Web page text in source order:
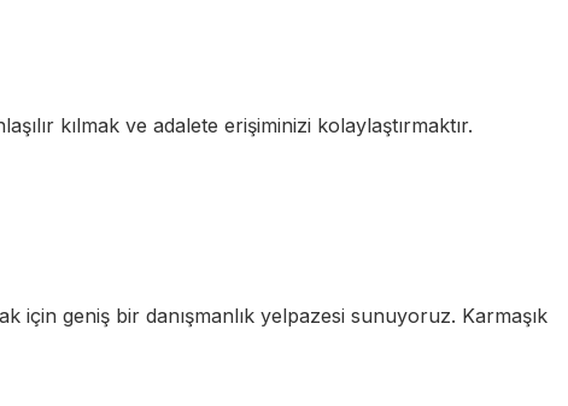
kılmak ve adalete erişiminizi kolaylaştırmaktır.
için geniş bir danışmanlık yelpazesi sunuyoruz. Karmaşık